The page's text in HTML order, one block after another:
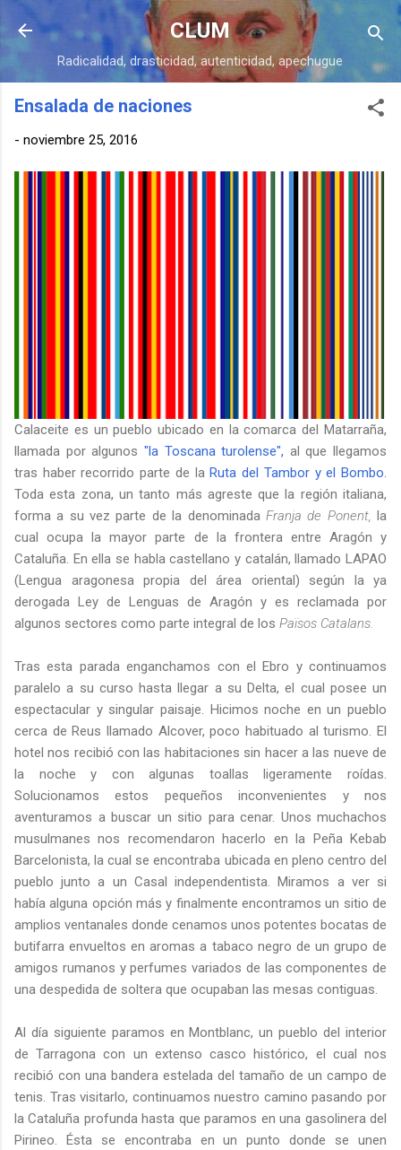
Ir al contenido principal
CLUM
Radicalidad, drasticidad, autenticidad, apechugue
Ensalada de naciones
- noviembre 25, 2016
Calaceite es un pueblo ubicado en la comarca del Matarraña,
llamada por algunos "la Toscana turolense", al que llegamos
tras haber recorrido parte de laRuta del Tambor y el Bombo.
Toda esta zona, un tanto más agreste que la región italiana,
forma a su vez parte de la denominada Franja de Ponent, la
cual ocupa la mayor parte de la frontera entre Aragón y
Cataluña. En ella se habla castellano y catalán, llamado LAPAO
(Lengua aragonesa propia del área oriental) según la ya
derogada Ley de Lenguas de Aragón y es reclamada por
algunos sectores como parte integral de los Països Catalans.
Tras esta parada enganchamos con el Ebro y continuamos
paralelo a su curso hasta llegar a su Delta, el cual posee un
espectacular y singular paisaje. Hicimos noche en un pueblo
cerca de Reus llamado Alcover, poco habituado al turismo. El
hotel nos recibió con las habitaciones sin hacer a las nueve de
la noche y con algunas toallas ligeramente roídas.
Solucionamos estos pequeños inconvenientes y nos
aventuramos a buscar un sitio para cenar. Unos muchachos
musulmanes nos recomendaron hacerlo en la Peña Kebab
Barcelonista, la cual se encontraba ubicada en pleno centro del
pueblo junto a un Casal independentista. Miramos a ver si
había alguna opción más y finalmente encontramos un sitio de
amplios ventanales donde cenamos unos potentes bocatas de
butifarra envueltos en aromas a tabaco negro de un grupo de
amigos rumanos y perfumes variados de las componentes de
una despedida de soltera que ocupaban las mesas contiguas.
Al día siguiente paramos en Montblanc, un pueblo del interior
de Tarragona con un extenso casco histórico, el cual nos
recibió con una bandera estelada del tamaño de un campo de
tenis. Tras visitarlo, continuamos nuestro camino pasando por
la Cataluña profunda hasta que paramos en una gasolinera del
Pirineo. Ésta se encontraba en un punto donde se unen